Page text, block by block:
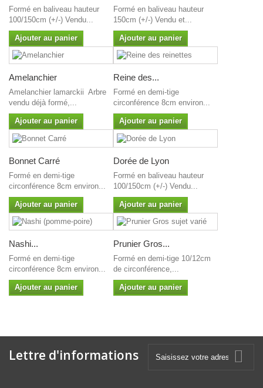
Formé en baliveau hauteur
100/150cm (+/-) Vendu...
Ajouter au panier
Formé en baliveau hauteur
150cm (+/-) Vendu et...
Ajouter au panier
Amelanchier
Amelanchier lamarckii Arbre
vendu déjà formé,...
Ajouter au panier
Reine des...
Formé en demi-tige
circonférence 8cm environ...
Ajouter au panier
Bonnet Carré
Formé en demi-tige
circonférence 8cm environ...
Ajouter au panier
Dorée de Lyon
Formé en baliveau hauteur
100/150cm (+/-) Vendu...
Ajouter au panier
Nashi...
Formé en demi-tige
circonférence 8cm environ...
Ajouter au panier
Prunier Gros...
Formé en demi-tige 10/12cm
de circonférence,...
Ajouter au panier
Lettre d'informations